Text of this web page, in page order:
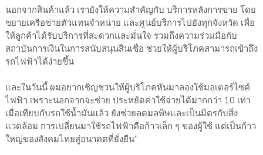
นอกจากสินค้าแล้ว เรายังให้ความสำคัญกับ บริการหลังการขาย โดย
ขยายเครือข่ายตัวแทนจำหน่าย และศูนย์บริการไปยังทุกจังหวัด เพื่อ
ให้ลูกค้าได้รับบริการที่สะดวกและมั่นใจ รวมถึงความร่วมมือกับ
สถาบันการเงินในการสนับสนุนสินเชื่อ ช่วยให้ผู้บริโภคสามารถเข้าถึง
รถไฟฟ้าได้ง่ายขึ้น
และในวันนี้ ผมอยากเชิญชวนให้ผู้บริโภคหันมาลองใช้มอเตอร์ไซค์
ไฟฟ้า เพราะนอกจากจะช่วย ประหยัดค่าใช้จ่ายได้มากกว่า 10 เท่า
เมื่อเทียบกับรถใช้น้ำมันแล้ว ยังช่วยลดมลพิษและเป็นมิตรกับสิ่ง
แวดล้อม การเปลี่ยนมาใช้รถไฟฟ้าคือก้าวเล็ก ๆ ของผู้ใช้ แต่เป็นก้าว
ใหญ่ของสังคมไทยสู่อนาคตที่ยั่งยืน”